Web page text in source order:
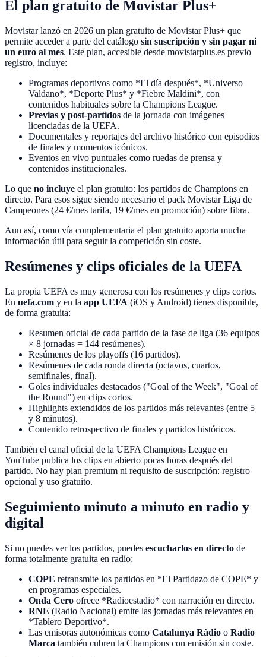
El plan gratuito de Movistar Plus+
Movistar lanzó en 2026 un plan gratuito de Movistar Plus+ que
permite acceder a parte del catálogo sin suscripción y sin pagar ni
un euro al mes. Este plan, accesible desde movistarplus.es previo
registro, incluye:
Programas deportivos como *El día después*, *Universo
Valdano*, *Deporte Plus* y *Fiebre Maldini*, con
contenidos habituales sobre la Champions League.
Previas y post-partidos de la jornada con imágenes
licenciadas de la UEFA.
Documentales y reportajes del archivo histórico con episodios
de finales y momentos icónicos.
Eventos en vivo puntuales como ruedas de prensa y
contenidos institucionales.
Lo que no incluye el plan gratuito: los partidos de Champions en
directo. Para esos sigue siendo necesario el pack Movistar Liga de
Campeones (24 €/mes tarifa, 19 €/mes en promoción) sobre fibra.
Aun así, como vía complementaria el plan gratuito aporta mucha
información útil para seguir la competición sin coste.
Resúmenes y clips oficiales de la UEFA
La propia UEFA es muy generosa con los resúmenes y clips cortos.
En uefa.com y en la app UEFA (iOS y Android) tienes disponible,
de forma gratuita:
Resumen oficial de cada partido de la fase de liga (36 equipos
× 8 jornadas = 144 resúmenes).
Resúmenes de los playoffs (16 partidos).
Resúmenes de cada ronda directa (octavos, cuartos,
semifinales, final).
Goles individuales destacados ("Goal of the Week", "Goal of
the Round") en clips cortos.
Highlights extendidos de los partidos más relevantes (entre 5
y 8 minutos).
Contenido retrospectivo de finales y partidos históricos.
También el canal oficial de la UEFA Champions League en
YouTube publica los clips en abierto pocas horas después del
partido. No hay plan premium ni requisito de suscripción: registro
opcional y uso gratuito.
Seguimiento minuto a minuto en radio y
digital
Si no puedes ver los partidos, puedes escucharlos en directo de
forma totalmente gratuita en radio:
COPE retransmite los partidos en *El Partidazo de COPE* y
en programas especiales.
Onda Cero ofrece *Radioestadio* con narración en directo.
RNE (Radio Nacional) emite las jornadas más relevantes en
*Tablero Deportivo*.
Las emisoras autonómicas como Catalunya Ràdio o Radio
Marca también cubren la Champions con emisión sin coste.